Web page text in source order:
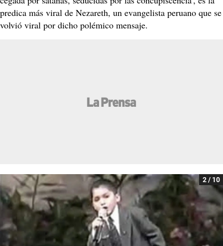
predica más viral de Nezareth, un evangelista peruano que se
volvió viral por dicho polémico mensaje.
2 / 10